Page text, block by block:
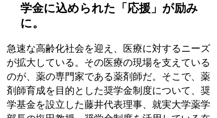
学金に込められた「応援」が励み
に。
急速な高齢化社会を迎え、医療に対するニーズ
が拡大している。その医療の現場を支えている
のが、薬の専門家である薬剤師だ。そこで、薬
剤師育成を目的とした奨学金制度について、奨
学基金を設立した藤井代表理事、就実大学薬学